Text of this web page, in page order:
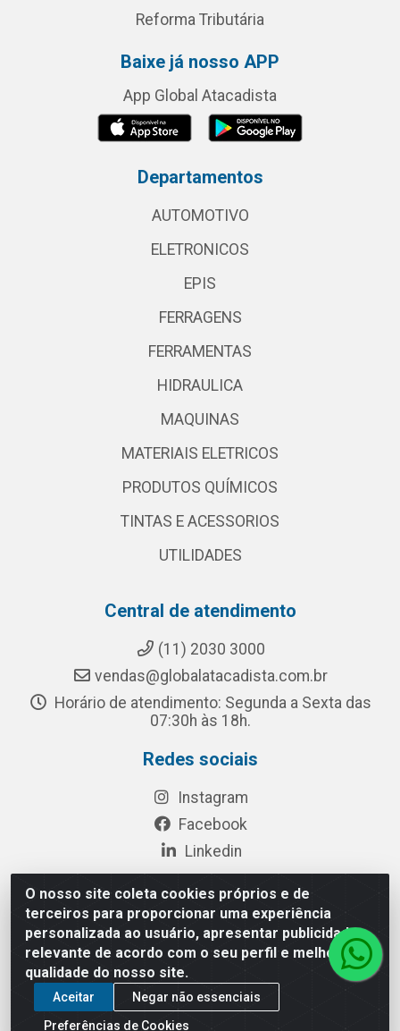
O nosso site coleta cookies próprios e de
terceiros para proporcionar uma experiência
personalizada ao usuário, apresentar publicidade
relevante de acordo com o seu perfil e melhorar a
qualidade do nosso site.
Aceitar
Negar não essenciais
Preferências de Cookies
Reforma Tributária
Baixe já nosso APP
App Global Atacadista
Departamentos
AUTOMOTIVO
ELETRONICOS
EPIS
FERRAGENS
FERRAMENTAS
HIDRAULICA
MAQUINAS
MATERIAIS ELETRICOS
PRODUTOS QUÍMICOS
TINTAS E ACESSORIOS
UTILIDADES
Central de atendimento
(11) 2030 3000
vendas@globalatacadista.com.br
Horário de atendimento: Segunda a Sexta das
07:30h às 18h.
Redes sociais
Instagram
Facebook
Linkedin
Rua Chipuê, 117 - S. Miguel Paulista São Paulo/SP - CEP
08010-260- CNPJ: 03.010.739/0001-72